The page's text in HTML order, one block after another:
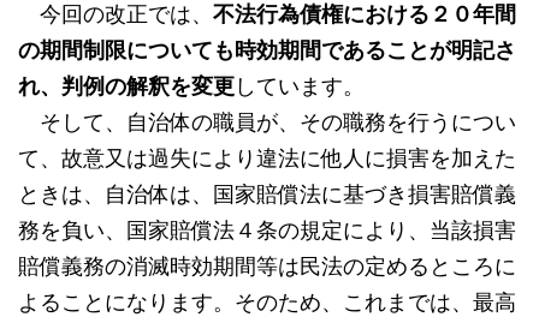
今回の改正では、 不法行為債権における２０年間
の期間制限についても時効期間であることが明記さ
れ、判例の解釈を変更しています。
そして、自治体の職員が、その職務を行うについ
て、故意又は過失により違法に他人に損害を加えた
ときは、自治体は、国家賠償法に基づき損害賠償義
務を負い、国家賠償法４条の規定により、当該損害
賠償義務の消滅時効期間等は民法の定めるところに
よることになります。そのため、これまでは、最高